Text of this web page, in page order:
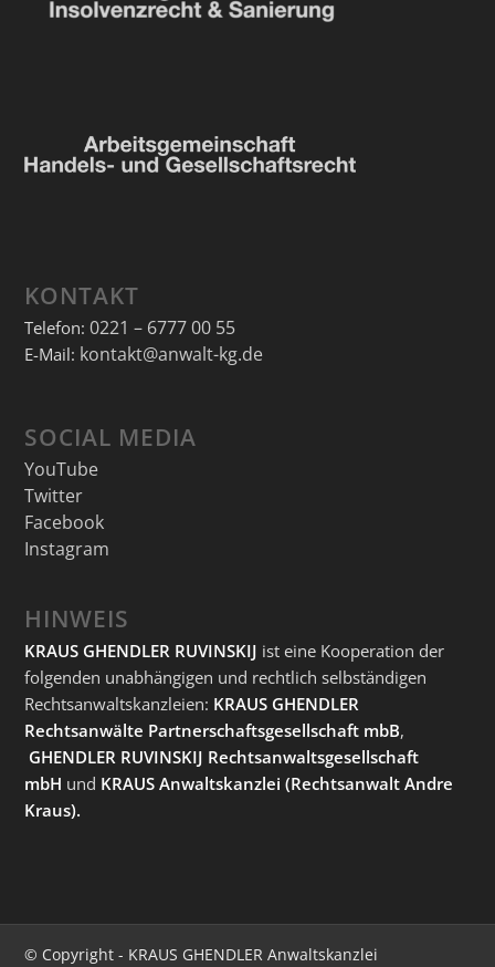
KONTAKT
Telefon: 0221 – 6777 00 55
E-Mail: kontakt@anwalt-kg.de
SOCIAL MEDIA
YouTube
Twitter
Facebook
Instagram
HINWEIS
KRAUS GHENDLER RUVINSKIJ ist eine Kooperation der
folgenden unabhängigen und rechtlich selbständigen
Rechtsanwaltskanzleien: KRAUS GHENDLER
Rechtsanwälte Partnerschaftsgesellschaft mbB,
GHENDLER RUVINSKIJ Rechtsanwaltsgesellschaft
mbH und KRAUS Anwaltskanzlei (Rechtsanwalt Andre
Kraus).
© Copyright - KRAUS GHENDLER Anwaltskanzlei